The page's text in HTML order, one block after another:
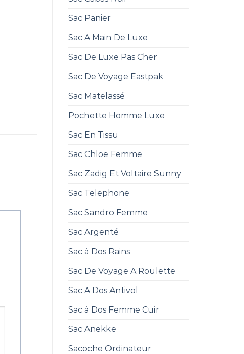
Sac Panier
Sac A Main De Luxe
Sac De Luxe Pas Cher
Sac De Voyage Eastpak
Sac Matelassé
Pochette Homme Luxe
Sac En Tissu
Sac Chloe Femme
Sac Zadig Et Voltaire Sunny
Sac Telephone
Sac Sandro Femme
Sac Argenté
Sac à Dos Rains
Sac De Voyage A Roulette
Sac A Dos Antivol
Sac à Dos Femme Cuir
Sac Anekke
Sacoche Ordinateur